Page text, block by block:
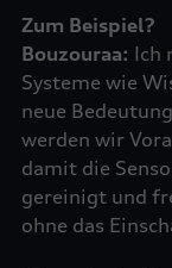
Zum Beispiel?
Bouzouraa: Ich
Systeme wie
neue
werden wir
damit die
gereinigt und
ohne das